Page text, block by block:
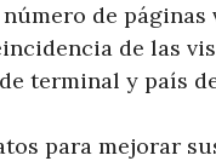
de
de las
terminal y país
para mejorar